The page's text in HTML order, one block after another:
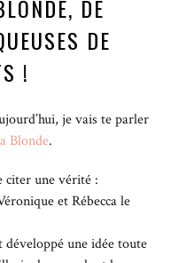
DE
DE
!
je vais te parler
Blonde.
citer une vérité :
et Rébecca le
développé une idée toute